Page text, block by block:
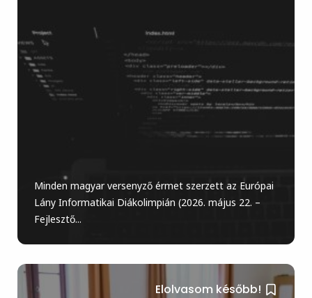
Minden magyar versenyző érmet szerzett az Európai
Lány Informatikai Diákolimpián (2026. május 22. –
Fejlesztő...
Elolvasom később!